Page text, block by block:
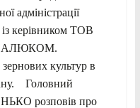
адміністрації
керівником ТОВ
культур в
Головний
розповів про